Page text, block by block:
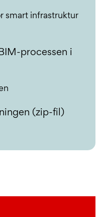
smart infrastruktur
processen i
(zip-fil)